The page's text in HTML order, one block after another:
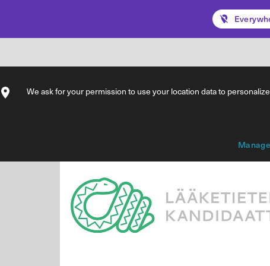
We ask for your permission to use your location data to
Manage